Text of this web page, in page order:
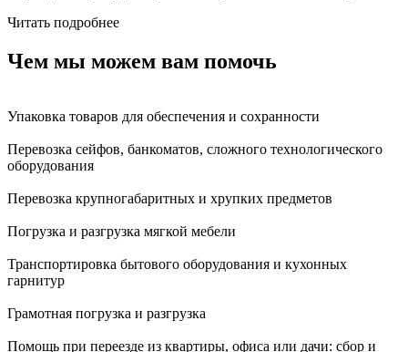
Читать подробнее
Чем мы можем вам помочь
Упаковка товаров для обеспечения и сохранности
Перевозка сейфов, банкоматов, сложного технологического
оборудования
Перевозка крупногабаритных и хрупких предметов
Погрузка и разгрузка мягкой мебели
Транспортировка бытового оборудования и кухонных
гарнитур
Грамотная погрузка и разгрузка
Помощь при переезде из квартиры, офиса или дачи: сбор и